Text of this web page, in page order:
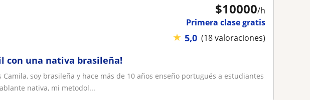
$10000/h
Primera clase gratis
★ 5,0 (18 valoraciones)
con una nativa brasileña!
Camila, soy brasileña y hace más de 10 años enseño portugués a estudiantes
nativa, mi metodol...